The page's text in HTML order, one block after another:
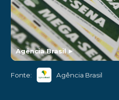
Agência Brasil►
Fonte: Agência Brasil